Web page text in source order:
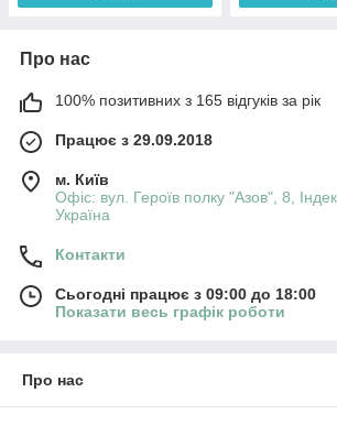
Про нас
100% позитивних з 165 відгуків за рік
Працює з 29.09.2018
м. Київ
Офіс: вул. Героїв полку "Азов", 8,
Україна
Контакти
Сьогодні працює з 09:00 до 18:00
Показати весь графік роботи
Про нас